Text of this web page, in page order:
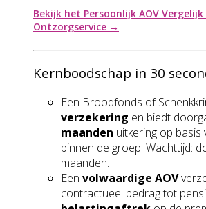
Bekijk het Persoonlijk AOV
Ontzorgservice →
Kernboodschap in 30
Een Broodfonds of
verzekering en biedt
maanden uitkering op basis
binnen de groep. Wachttijd:
maanden.
Een volwaardige AOV
contractueel bedrag tot